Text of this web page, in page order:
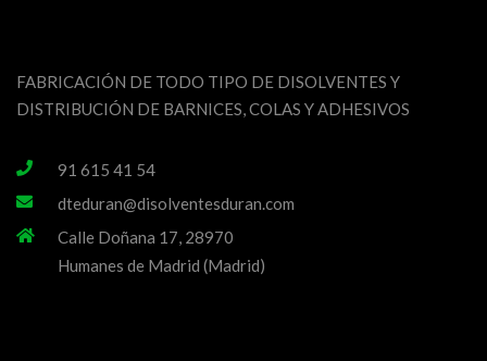
FABRICACIÓN DE TODO TIPO DE DISOLVENTES Y
DISTRIBUCIÓN DE BARNICES, COLAS Y ADHESIVOS
91 615 41 54
dteduran@disolventesduran.com
Calle Doñana 17, 28970
Humanes de Madrid (Madrid)